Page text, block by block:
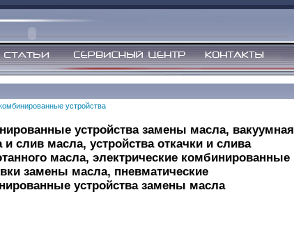
устройства
устройства замены масла, вакуумная
и слив масла, устройства откачки и слива
масла, электрические комбинированные
замены масла, пневматические
устройства замены масла